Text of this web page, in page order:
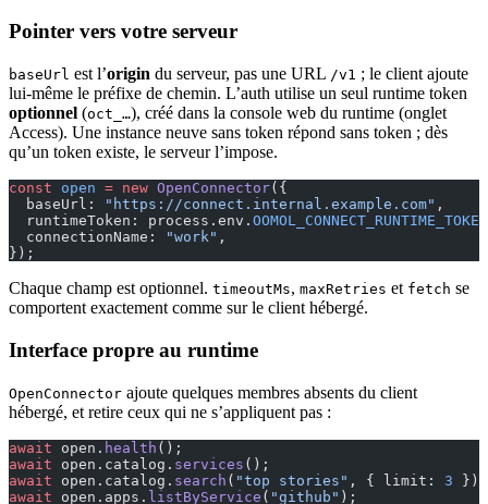
Pointer vers votre serveur
baseUrl est l’origin du serveur, pas une URL /v1 ; le client ajoute
lui-même le préfixe de chemin. L’auth utilise un seul runtime token
optionnel (oct_…), créé dans la console web du runtime (onglet
Access). Une instance neuve sans token répond sans token ; dès
qu’un token existe, le serveur l’impose.
const open = new OpenConnector({
  baseUrl:
"https://connect.internal.example.com"
  runtimeToken: process.env.
OOMOL_CONNECT_RUNTIME_TOKEN
  connectionName:
"work"
});
Chaque champ est optionnel. timeoutMs, maxRetries et fetch se
comportent exactement comme sur le client hébergé.
Interface propre au runtime
OpenConnector ajoute quelques membres absents du client
hébergé, et retire ceux qui ne s’appliquent pas :
await open. health
await open.catalog. services
await open.catalog. search ( "top stories" , { limit: 3
await open.apps. listByService ( "github"